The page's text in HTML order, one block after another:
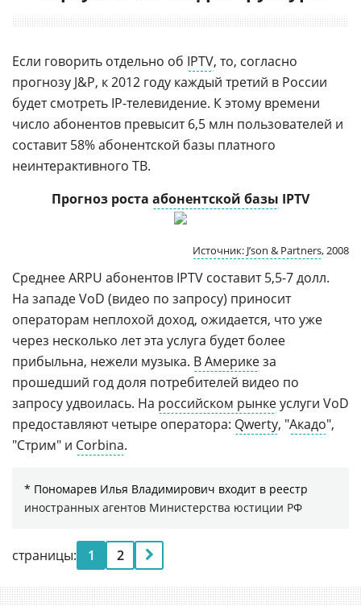
Если говорить отдельно об IPTV, то, согласно
прогнозу J&P, к 2012 году каждый третий в России
будет смотреть IP-телевидение. К этому времени
число абонентов превысит 6,5 млн пользователей и
составит 58% абонентской базы платного
неинтерактивного ТВ.
Прогноз роста абонентской базы IPTV
Источник: J’son & Partners, 2008
Среднее ARPU абонентов IPTV составит 5,5-7 долл.
На западе VoD (видео по запросу) приносит
операторам неплохой доход, ожидается, что уже
через несколько лет эта услуга будет более
прибыльна, нежели музыка. В Америкеза
прошедший год доля потребителей видео по
запросу удвоилась. На российском рынкеуслуги VoD
предоставляют четыре оператора: Qwerty, "Акадо",
"Стрим" и Corbina.
* Пономарев Илья Владимирович входит в реестр
иностранных агентов Министерства юстиции РФ
страницы: 1 2